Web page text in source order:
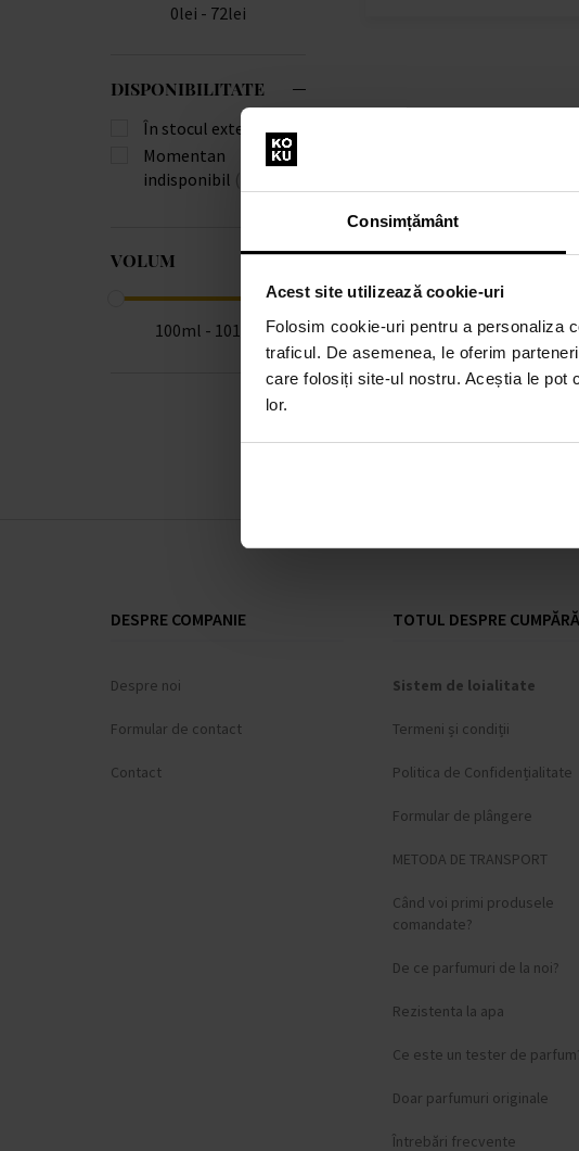
Consimțământ
Acest site utilizează cookie-uri
Folosim cookie-uri pentru a personaliza
traficul. De asemenea, le oferim
care folosiți site-ul nostru. Aceștia le
lor.
0lei - 72lei
DISPONIBILITATE
În stocul extern (2)
Momentan
indisponibil (1)
VOLUM
100ml - 101ml
DESPRE COMPANIE
Despre noi
Formular de contact
Contact
TOTUL DESPRE
Sistem de loialitate
Termeni și condiții
Politica de Confidențialitate
Formular de plângere
METODA DE TRANSPORT
Când voi primi produsele
comandate?
De ce parfumuri de la noi?
Rezistenta la apa
Ce este un tester de
Doar parfumuri originale
Întrebări frecvente